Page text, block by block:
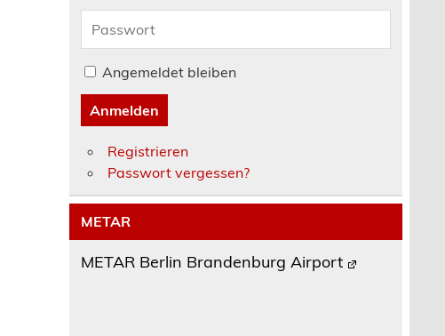
Angemeldet bleiben
Anmelden
Registrieren
Passwort vergessen?
METAR
METAR Berlin Brandenburg Airport